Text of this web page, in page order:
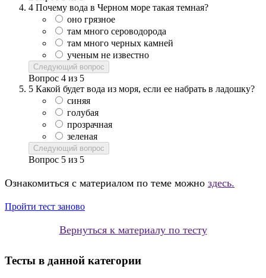
4 Почему вода в Черном море такая темная?
оно грязное
там много сероводорода
там много черных камней
ученым не известно
Следующий вопрос
Вопрос 4 из 5
5 Какой будет вода из моря, если ее набрать в ладошку?
синяя
голубая
прозрачная
зеленая
Следующий вопрос
Вопрос 5 из 5
Ознакомиться с материалом по теме можно здесь.
Пройти тест заново
Вернуться к материалу по тесту
Тесты в данной категории